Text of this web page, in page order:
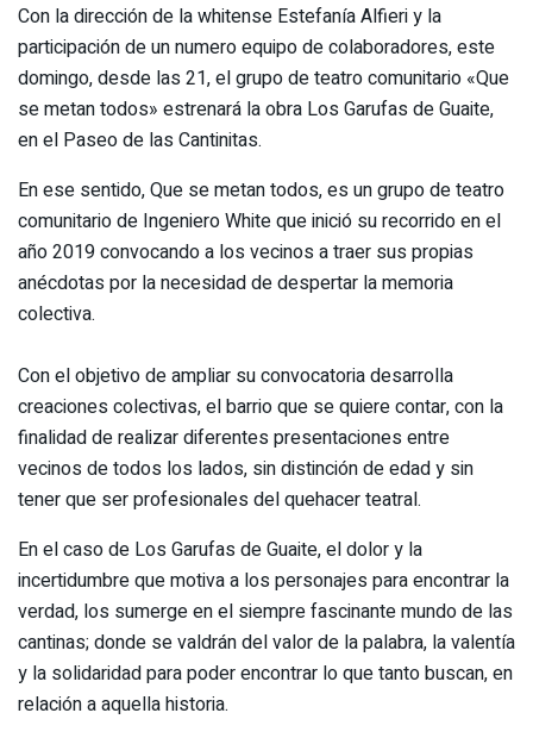
Con la dirección de la whitense Estefanía Alfieri y la
participación de un numero equipo de colaboradores, este
domingo, desde las 21, el grupo de teatro comunitario «Que
se metan todos» estrenará la obra Los Garufas de Guaite,
en el Paseo de las Cantinitas.
En ese sentido, Que se metan todos, es un grupo de teatro
comunitario de Ingeniero White que inició su recorrido en el
año 2019 convocando a los vecinos a traer sus propias
anécdotas por la necesidad de despertar la memoria
colectiva.
Con el objetivo de ampliar su convocatoria desarrolla
creaciones colectivas, el barrio que se quiere contar, con la
finalidad de realizar diferentes presentaciones entre
vecinos de todos los lados, sin distinción de edad y sin
tener que ser profesionales del quehacer teatral.
En el caso de Los Garufas de Guaite, el dolor y la
incertidumbre que motiva a los personajes para encontrar la
verdad, los sumerge en el siempre fascinante mundo de las
cantinas; donde se valdrán del valor de la palabra, la valentía
y la solidaridad para poder encontrar lo que tanto buscan, en
relación a aquella historia.